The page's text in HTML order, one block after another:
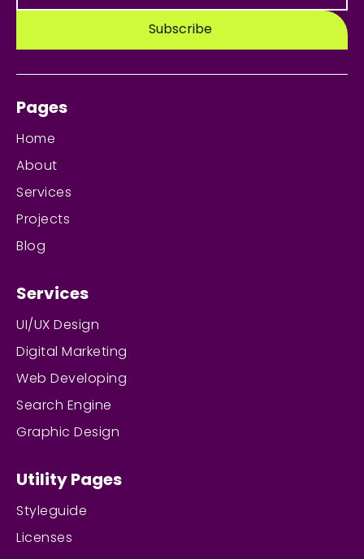
Pages
Home
About
Services
Projects
Blog
Services
UI/UX Design
Digital Marketing
Web Developing
Search Engine
Graphic Design
Utility Pages
Styleguide
Licenses